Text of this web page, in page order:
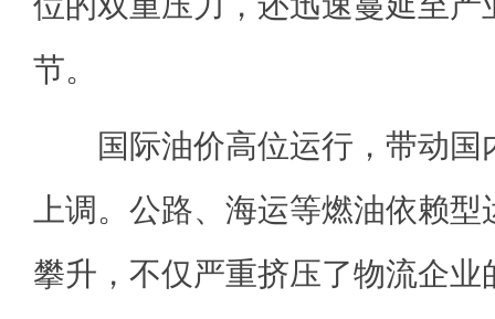
节。
国际油价高位运行，带动国
上调。公路、海运等燃油依赖
攀升，不仅严重挤压了物流企